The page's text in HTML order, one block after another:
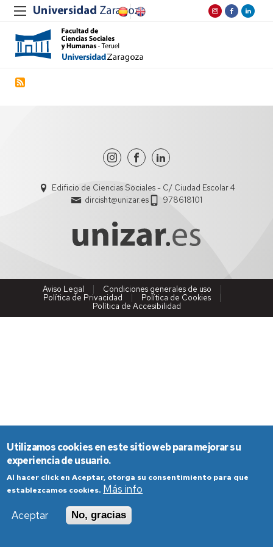
Edificio de Ciencias Sociales - C/ Ciudad Escolar 4
dircisht@unizar.es
978618101
Aviso Legal
Condiciones generales de uso
Política de Privacidad
Política de Cookies
Política de Accesibilidad
Utilizamos cookies en este sitio web para mejorar su
experiencia de usuario.
Al hacer click en Aceptar, otorga su consentimiento para que
establezcamos cookies. Más info
Aceptar
No, gracias